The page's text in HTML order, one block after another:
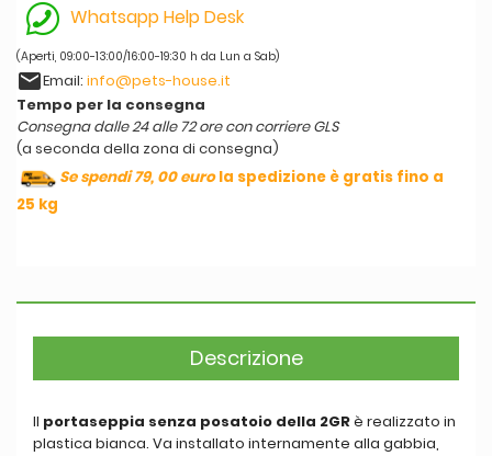
Whatsapp Help Desk
(Aperti, 09:00-13:00/16:00-19:30 h da Lun a Sab)
emailEmail: info@pets-house.it
Tempo per la consegna
Consegna dalle 24 alle 72 ore con corriere GLS
(a seconda della zona di consegna)
Se spendi 79, 00 eurola spedizione è gratis fino a
25 kg
Descrizione
Il portaseppia senza posatoio della 2GRè realizzato in
plastica bianca. Va installato internamente alla gabbia,